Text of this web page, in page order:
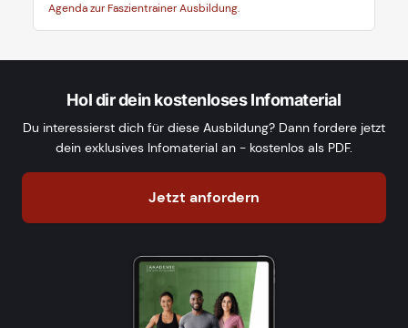
Agenda zur Faszientrainer Ausbildung.
Hol dir dein kostenloses Infomaterial
Du interessierst dich für diese Ausbildung? Dann fordere jetzt
dein exklusives Infomaterial an - kostenlos als PDF.
Jetzt anfordern